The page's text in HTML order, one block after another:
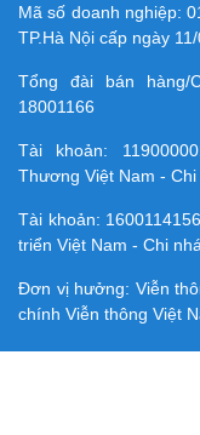
Mã số doanh nghiệp:
TP.Hà Nội cấp ngày
Tổng đài bán hàng/
18001166
Tài khoản:
Thương Việt Nam -
Tài khoản: 1600114156
triển Việt Nam - Chi
Đơn vị hưởng: Viễn
chính Viễn thông Việt